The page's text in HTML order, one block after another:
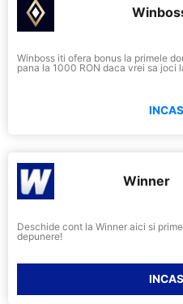
Winboss iti ofera bonus la primele
pana la 1000 RON daca vrei sa joci
Winner
Deschide cont la Winner aici si
depunere!